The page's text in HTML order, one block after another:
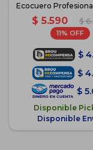
Ecocuero
$ 5.590 $
11
$
$
$
Disponible
Disponible